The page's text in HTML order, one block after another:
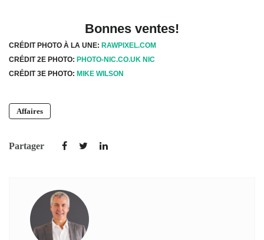
Bonnes ventes!
CRÉDIT PHOTO À LA UNE: RAWPIXEL.COM
CRÉDIT 2E PHOTO: PHOTO-NIC.CO.UK NIC
CRÉDIT 3E PHOTO: MIKE WILSON
Affaires
Partager